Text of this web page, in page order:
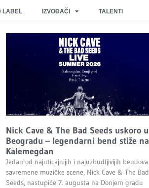
LABEL IZVOĐAČI TALENTI
Nick Cave & The Bad Seeds uskoro u
Beogradu – legendarni bend stiže na
Kalemegdan
Jedan od najuticajnijih i najuzbudljivijih bendova
savremene muzičke scene, Nick Cave & The Bad
Seeds, nastupiće 7. augusta na Donjem gradu